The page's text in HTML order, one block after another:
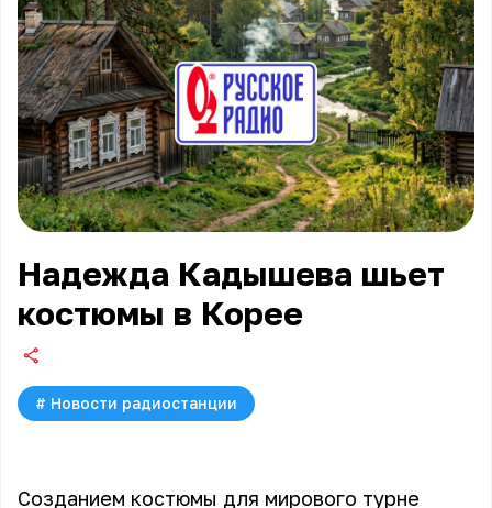
Надежда Кадышева шьет
костюмы в Корее
# Новости радиостанции
Созданием костюмы для мирового турне